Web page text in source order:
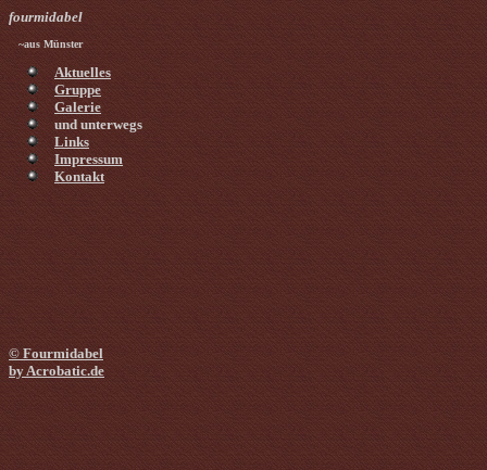
fourmidabel
~aus Münster
Aktuelles
Gruppe
Galerie
und unterwegs
Links
Impressum
Kontakt
© Fourmidabel
by Acrobatic.de